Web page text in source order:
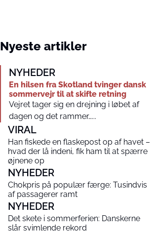
Nyeste artikler
NYHEDER
En hilsen fra Skotland tvinger dansk
sommervejr til at skifte retning
Vejret tager sig en drejning i løbet af
dagen og det rammer…...
VIRAL
Han fiskede en flaskepost op af havet –
hvad der lå indeni, fik ham til at spærre
øjnene op
NYHEDER
Chokpris på populær færge: Tusindvis
af passagerer ramt
NYHEDER
Det skete i sommerferien: Danskerne
slår svimlende rekord